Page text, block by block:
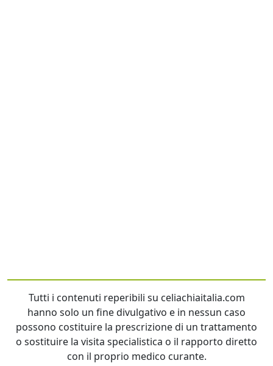
Tutti i contenuti reperibili su celiachiaitalia.com
hanno solo un fine divulgativo e in nessun caso
possono costituire la prescrizione di un trattamento
o sostituire la visita specialistica o il rapporto diretto
con il proprio medico curante.